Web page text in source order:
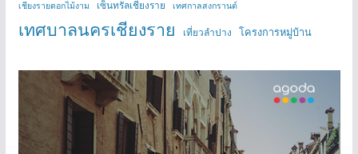
เชียงรายดอกไม้งาม เซ็นทรัลเชียงราย เทศกาลสงกรานต์
เทศบาลนครเชียงราย เที่ยวลำปาง โครงการหมู่บ้าน